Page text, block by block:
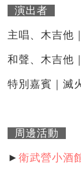
演出者
主唱、木吉他
和聲、木吉他
特別嘉賓｜滅
周邊活動
►衛武營小酒